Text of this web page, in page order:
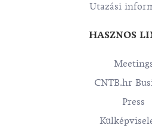
Utazási
HASZNOS
CNTB.hr
Press